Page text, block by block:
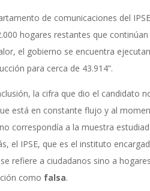
de comunicaciones del
hogares restantes que
el gobierno se encuentra
para cerca de 43.914”.
la cifra que dio el candidato
está en constante flujo y al
correspondía a la muestra
el IPSE, que es el instituto
refiere a ciudadanos sino a
como falsa.